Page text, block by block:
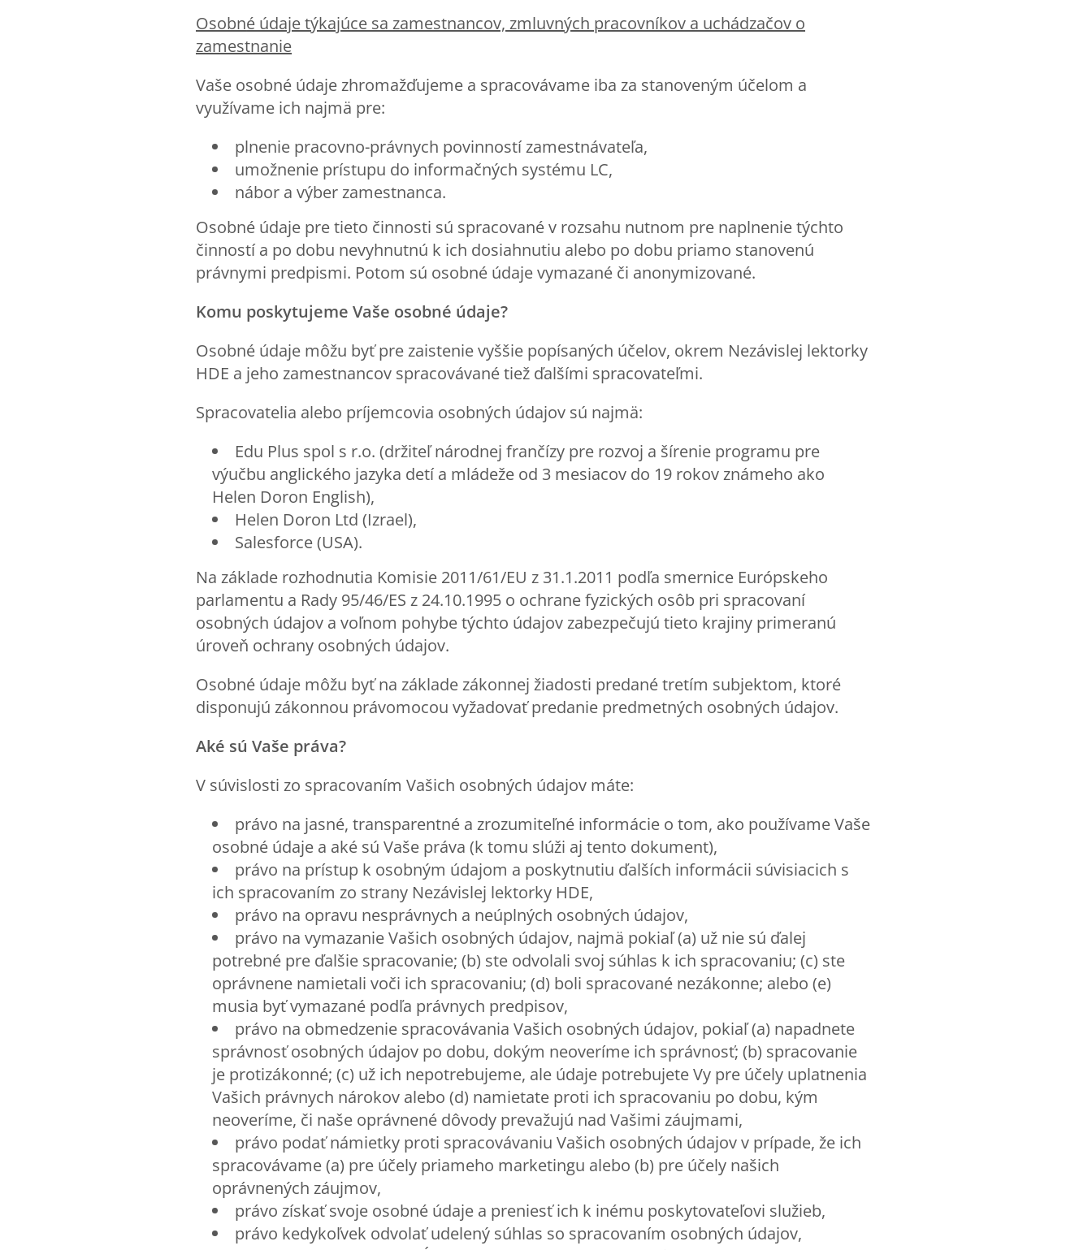
Osobné údaje týkajúce sa zamestnancov, zmluvných pracovníkov a uchádzačov o
zamestnanie
Vaše osobné údaje zhromažďujeme a spracovávame iba za stanoveným účelom a
využívame ich najmä pre:
plnenie pracovno-právnych povinností zamestnávateľa,
umožnenie prístupu do informačných systému LC,
nábor a výber zamestnanca.
Osobné údaje pre tieto činnosti sú spracované v rozsahu nutnom pre naplnenie týchto
činností a po dobu nevyhnutnú k ich dosiahnutiu alebo po dobu priamo stanovenú
právnymi predpismi. Potom sú osobné údaje vymazané či anonymizované.
Komu poskytujeme Vaše osobné údaje?
Osobné údaje môžu byť pre zaistenie vyššie popísaných účelov, okrem Nezávislej lektorky
HDE a jeho zamestnancov spracovávané tiež ďalšími spracovateľmi.
Spracovatelia alebo príjemcovia osobných údajov sú najmä:
Edu Plus spol s r.o. (držiteľ národnej frančízy pre rozvoj a šírenie programu pre
výučbu anglického jazyka detí a mládeže od 3 mesiacov do 19 rokov známeho ako
Helen Doron English),
Helen Doron Ltd (Izrael),
Salesforce (USA).
Na základe rozhodnutia Komisie 2011/61/EU z 31.1.2011 podľa smernice Európskeho
parlamentu a Rady 95/46/ES z 24.10.1995 o ochrane fyzických osôb pri spracovaní
osobných údajov a voľnom pohybe týchto údajov zabezpečujú tieto krajiny primeranú
úroveň ochrany osobných údajov.
Osobné údaje môžu byť na základe zákonnej žiadosti predané tretím subjektom, ktoré
disponujú zákonnou právomocou vyžadovať predanie predmetných osobných údajov.
Aké sú Vaše práva?
V súvislosti zo spracovaním Vašich osobných údajov máte:
právo na jasné, transparentné a zrozumiteľné informácie o tom, ako používame Vaše
osobné údaje a aké sú Vaše práva (k tomu slúži aj tento dokument),
právo na prístup k osobným údajom a poskytnutiu ďalších informácii súvisiacich s
ich spracovaním zo strany Nezávislej lektorky HDE,
právo na opravu nesprávnych a neúplných osobných údajov,
právo na vymazanie Vašich osobných údajov, najmä pokiaľ (a) už nie sú ďalej
potrebné pre ďalšie spracovanie; (b) ste odvolali svoj súhlas k ich spracovaniu; (c) ste
oprávnene namietali voči ich spracovaniu; (d) boli spracované nezákonne; alebo (e)
musia byť vymazané podľa právnych predpisov,
právo na obmedzenie spracovávania Vašich osobných údajov, pokiaľ (a) napadnete
správnosť osobných údajov po dobu, dokým neoveríme ich správnosť; (b) spracovanie
je protizákonné; (c) už ich nepotrebujeme, ale údaje potrebujete Vy pre účely uplatnenia
Vašich právnych nárokov alebo (d) namietate proti ich spracovaniu po dobu, kým
neoveríme, či naše oprávnené dôvody prevažujú nad Vašimi záujmami,
právo podať námietky proti spracovávaniu Vašich osobných údajov v prípade, že ich
spracovávame (a) pre účely priameho marketingu alebo (b) pre účely našich
oprávnených záujmov,
právo získať svoje osobné údaje a preniesť ich k inému poskytovateľovi služieb,
právo kedykoľvek odvolať udelený súhlas so spracovaním osobných údajov,